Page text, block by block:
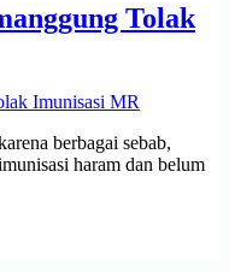
Tolak
berbagai sebab,
haram dan belum